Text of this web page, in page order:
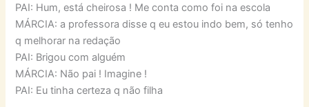
PAI: Hum, está cheirosa ! Me conta como foi na escola
MÁRCIA: a professora disse q eu estou indo bem, só tenho
q melhorar na redação
PAI: Brigou com alguém
MÁRCIA: Não pai ! Imagine !
PAI: Eu tinha certeza q não filha